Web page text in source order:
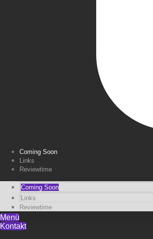
Coming Soon
Links
Reviewtime
Coming Soon
Links
Reviewtime
Menü
Kontakt